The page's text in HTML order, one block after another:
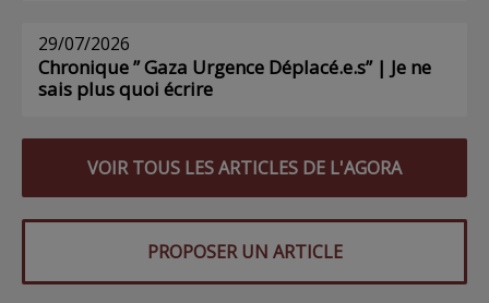
29/07/2026
Chronique ” Gaza Urgence Déplacé.e.s” | Je ne
sais plus quoi écrire
VOIR TOUS LES ARTICLES DE L'AGORA
PROPOSER UN ARTICLE